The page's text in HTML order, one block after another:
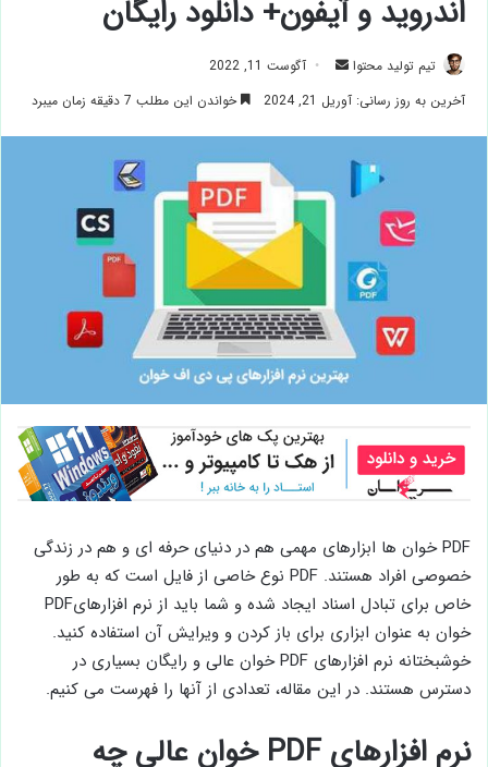
اندروید و آیفون+ دانلود رایگان
تیم تولید محتوا
ارسال
ایمیل
آگوست 11, 2022
آخرین به روز رسانی: آوریل 21, 2024
خواندن این مطلب 7 دقیقه زمان میبرد
PDF خوان ها ابزارهای مهمی هم در دنیای حرفه ای و هم در زندگی
خصوصی افراد هستند. PDF نوع خاصی از فایل است که به طور
خاص برای تبادل اسناد ایجاد شده و شما باید از نرم افزارهایPDF
خوان به عنوان ابزاری برای باز کردن و ویرایش آن استفاده کنید.
خوشبختانه نرم افزارهای PDF خوان عالی و رایگان بسیاری در
دسترس هستند. در این مقاله، تعدادی از آنها را فهرست می ‌کنیم.
نرم افزارهای PDF خوان عالی چه